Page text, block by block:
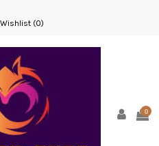
Wishlist (0)
0